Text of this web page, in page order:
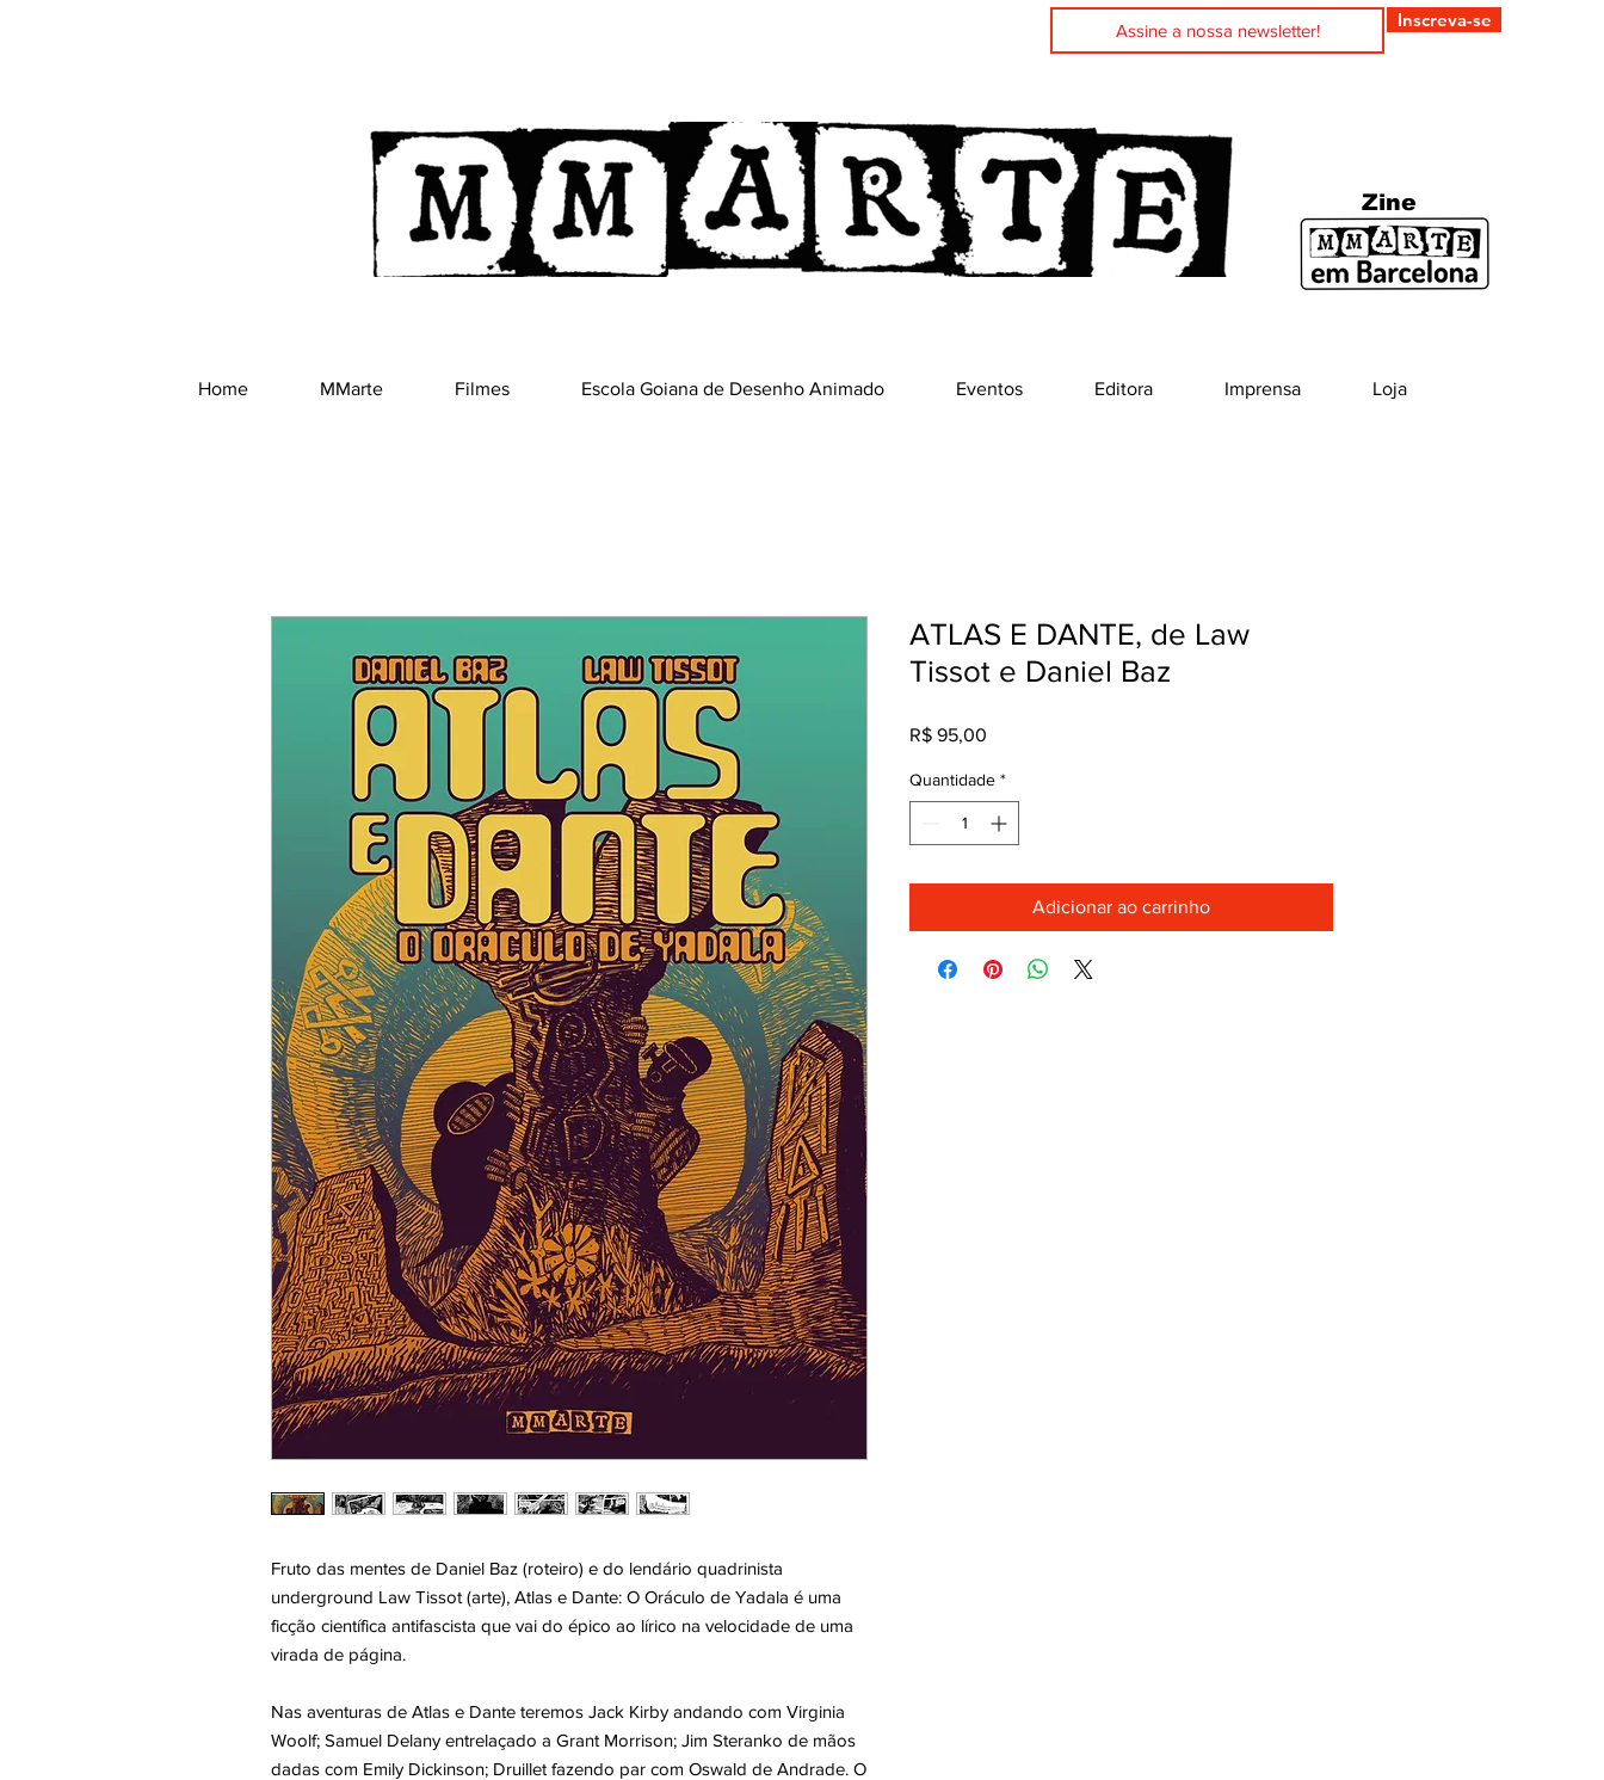
Inscreva-se
Zine
Fruto das mentes de Daniel Baz (roteiro) e do lendário quadrinista
underground Law Tissot (arte), Atlas e Dante: O Oráculo de Yadala é uma
ficção científica antifascista que vai do épico ao lírico na velocidade de uma
virada de página.
Nas aventuras de Atlas e Dante teremos Jack Kirby andando com Virginia
Woolf; Samuel Delany entrelaçado a Grant Morrison; Jim Steranko de mãos
dadas com Emily Dickinson; Druillet fazendo par com Oswald de Andrade. O
ATLAS E DANTE, de Law
Tissot e Daniel Baz
R$ 95,00
Quantidade *
Adicionar ao carrinho
Home MMarte Filmes Escola Goiana de Desenho Animado Eventos Editora Imprensa Loja